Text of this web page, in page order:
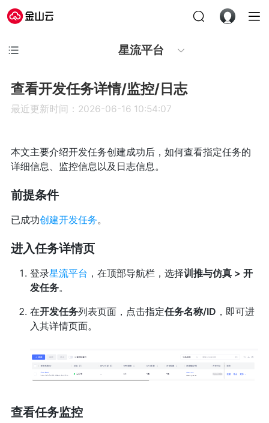
星流平台
查看开发任务详情/监控/日志
最近更新时间：2026-06-16 10:54:07
本文主要介绍开发任务创建成功后，如何查看指定任务的
详细信息、监控信息以及日志信息。
前提条件
已成功创建开发任务。
进入任务详情页
登录星流平台 ，在顶部导航栏，选择训推与仿真 > 开
发任务。
在开发任务列表页面，点击指定任务名称/ID ，即可进
入其详情页面。
查看任务监控